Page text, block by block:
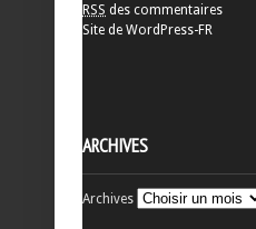
RSS des commentaires
Site de WordPress-FR
ARCHIVES
Archives